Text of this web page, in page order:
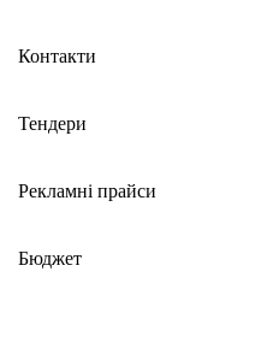
Контакти
Тендери
Рекламні прайси
Бюджет